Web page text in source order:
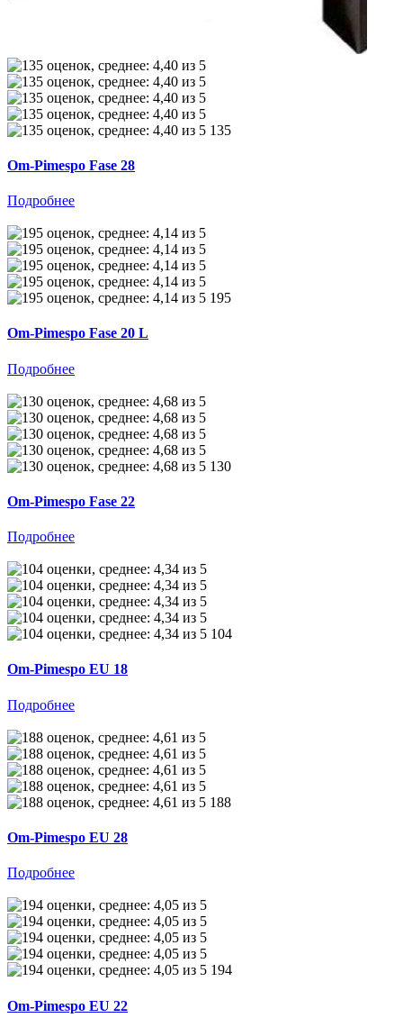
135
Om-Pimespo Fase 28
Подробнее
195
Om-Pimespo Fase 20 L
Подробнее
130
Om-Pimespo Fase 22
Подробнее
104
Om-Pimespo EU 18
Подробнее
188
Om-Pimespo EU 28
Подробнее
194
Om-Pimespo EU 22